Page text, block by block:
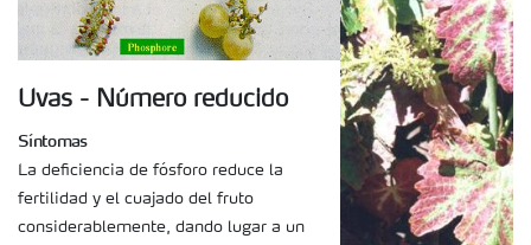
Uvas - Número reducido
Síntomas
La deficiencia de fósforo reduce la
fertilidad y el cuajado del fruto
considerablemente, dando lugar a un